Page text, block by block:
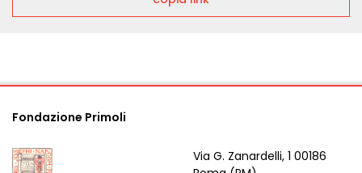
Fondazione Primoli
Via G. Zanardelli, 1 00186